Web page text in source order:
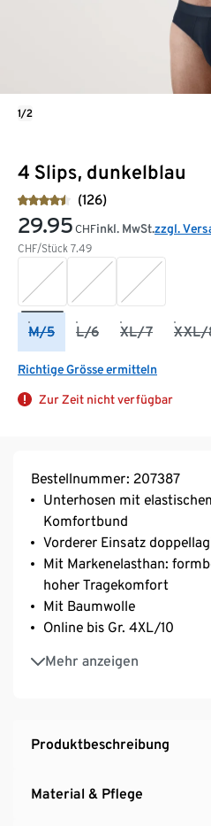
4 Slips, dunkelblau
(126)
29.95 CHF
CHF/Stück 7.49
inkl. MwSt.zzgl.
M/5 L/6 XL/7 XXL/
Richtige Grösse ermitteln
Zur Zeit nicht verfügbar
1/2
Bestellnummer: 207387
Unterhosen mit
Komfortbund
Vorderer Einsatz
Mit Markenelasthan:
hoher Tragekomfort
Mit Baumwolle
Online bis Gr. 4XL/10
Mehr anzeigen
Wir möchten Sie darüber
entgegen den Angaben
die ausserhalb unseres
und nach unseren
Produktbeschreibung
Material & Pflege